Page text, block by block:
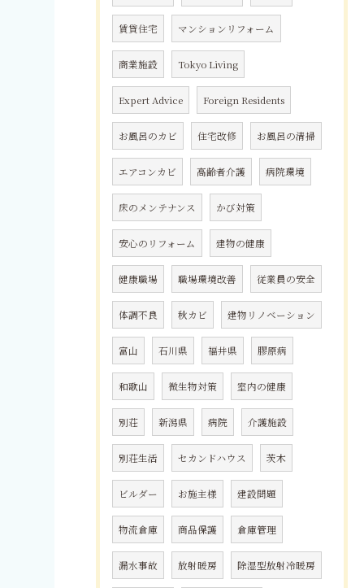
賃貸住宅 マンションリフォーム
商業施設 Tokyo Living
Expert Advice Foreign Residents
お風呂のカビ 住宅改修 お風呂の清掃
エアコンカビ 高齢者介護 病院環境
床のメンテナンス かび対策
安心のリフォーム 建物の健康
健康職場 職場環境改善 従業員の安全
体調不良 秋カビ 建物リノベーション
富山 石川県 福井県 膠原病
和歌山 微生物対策 室内の健康
別荘 新潟県 病院 介護施設
別荘生活 セカンドハウス 茨木
ビルダー お施主様 建設問題
物流倉庫 商品保護 倉庫管理
漏水事故 放射暖房 除湿型放射冷暖房